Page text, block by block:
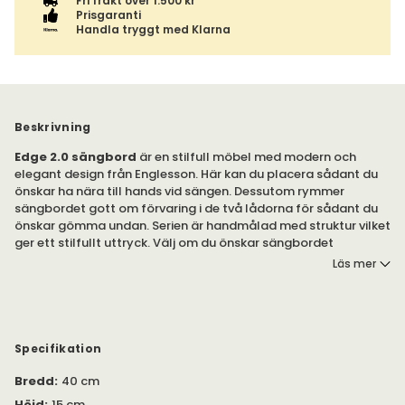
Prisgaranti
Handla tryggt med Klarna
Beskrivning
Edge 2.0 sängbord är en stilfull möbel med modern och
elegant design från Englesson. Här kan du placera sådant du
önskar ha nära till hands vid sängen. Dessutom rymmer
sängbordet gott om förvaring i de två lådorna för sådant du
önskar gömma undan. Serien är handmålad med struktur vilket
ger ett stilfullt uttryck. Välj om du önskar sängbordet
ståendes på golvet eller hängandes på väggen, med låda eller
Möbeln har en utsmyckande skärning i hörnen, vilket blir en
Det vägghängda sängbordet med endast ett hyllplan kan
Läs mer
Specifikation
Bredd: 40 cm